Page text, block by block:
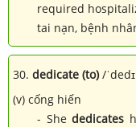
required
tai nạn, bệnh
30. dedicate (to)/
(v) cống hiến
- Shededicates